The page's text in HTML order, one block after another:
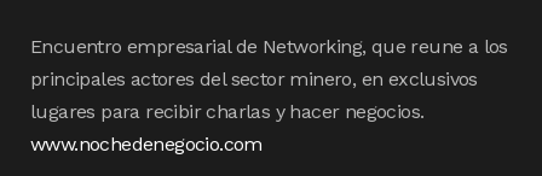
Encuentro empresarial de Networking, que reune a los
principales actores del sector minero, en exclusivos
lugares para recibir charlas y hacer negocios.
www.nochedenegocio.com